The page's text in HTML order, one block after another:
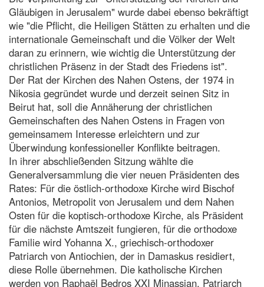
Gläubigen in Jerusalem" wurde dabei ebenso bekräftigt
wie "die Pflicht, die Heiligen Stätten zu erhalten und die
internationale Gemeinschaft und die Völker der Welt
daran zu erinnern, wie wichtig die Unterstützung der
christlichen Präsenz in der Stadt des Friedens ist".
Der Rat der Kirchen des Nahen Ostens, der 1974 in
Nikosia gegründet wurde und derzeit seinen Sitz in
Beirut hat, soll die Annäherung der christlichen
Gemeinschaften des Nahen Ostens in Fragen von
gemeinsamem Interesse erleichtern und zur
Überwindung konfessioneller Konflikte beitragen.
In ihrer abschließenden Sitzung wählte die
Generalversammlung die vier neuen Präsidenten des
Rates: Für die östlich-orthodoxe Kirche wird Bischof
Antonios, Metropolit von Jerusalem und dem Nahen
Osten für die koptisch-orthodoxe Kirche, als Präsident
für die nächste Amtszeit fungieren, für die orthodoxe
Familie wird Yohanna X., griechisch-orthodoxer
Patriarch von Antiochien, der in Damaskus residiert,
diese Rolle übernehmen. Die katholische Kirchen
werden von Raphaël Bedros XXI Minassian, Patriarch